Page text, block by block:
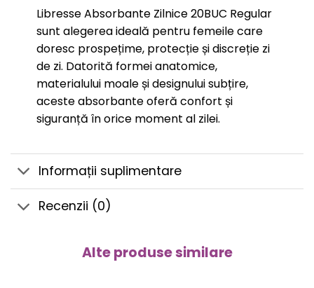
Libresse Absorbante Zilnice 20BUC Regular
sunt alegerea ideală pentru femeile care
doresc prospețime, protecție și discreție zi
de zi. Datorită formei anatomice,
materialului moale și designului subțire,
aceste absorbante oferă confort și
siguranță în orice moment al zilei.
Informații suplimentare
Recenzii (0)
Alte produse similare